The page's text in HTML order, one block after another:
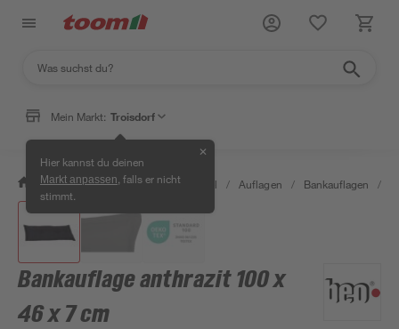
Mein Markt: Troisdorf
Hier kannst du deinen
Markt anpassen , falls er nicht
stimmt.
✕
/ Garten & Freizeit / Gartenmöbel / Auflagen / Bankauflagen /
Bankauflage anthrazit 100 x
46 x 7 cm